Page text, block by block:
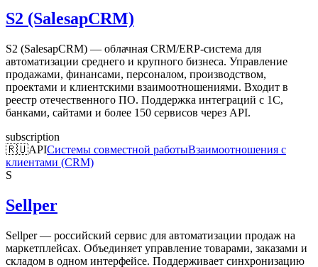
S2 (SalesapCRM)
S2 (SalesapCRM) — облачная CRM/ERP-система для
автоматизации среднего и крупного бизнеса. Управление
продажами, финансами, персоналом, производством,
проектами и клиентскими взаимоотношениями. Входит в
реестр отечественного ПО. Поддержка интеграций с 1С,
банками, сайтами и более 150 сервисов через API.
subscription
🇷🇺APIСистемы совместной работыВзаимоотношения с
клиентами (CRM)
S
Sellper
Sellper — российский сервис для автоматизации продаж на
маркетплейсах. Объединяет управление товарами, заказами и
складом в одном интерфейсе. Поддерживает синхронизацию